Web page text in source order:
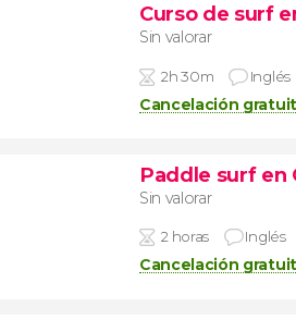
Curso de surf
Sin valorar
2h 30m Inglés
Cancelación
Paddle surf en
Sin valorar
2 horas Inglés
Cancelación